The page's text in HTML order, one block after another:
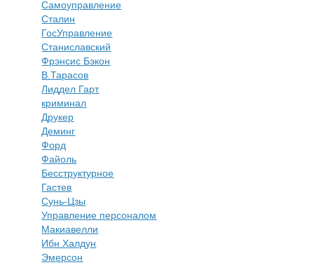
Самоуправление
Сталин
ГосУправление
Станиславский
Фрэнсис Бэкон
В.Тарасов
Лиддел Гарт
криминал
Друкер
Деминг
Форд
Файоль
Бесструктурное
Гастев
Сунь-Цзы
Управление персоналом
Макиавелли
Ибн Халдун
Эмерсон